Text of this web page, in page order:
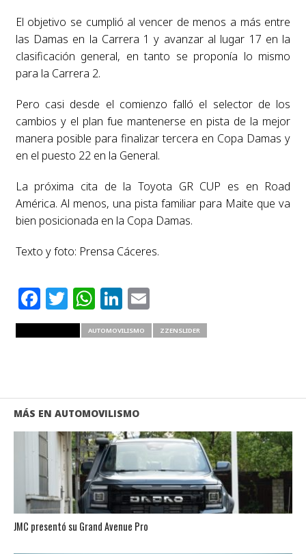
El objetivo se cumplió al vencer de menos a más entre
las Damas en la Carrera 1 y avanzar al lugar 17 en la
clasificación general, en tanto se proponía lo mismo
para la Carrera 2.
Pero casi desde el comienzo falló el selector de los
cambios y el plan fue mantenerse en pista de la mejor
manera posible para finalizar tercera en Copa Damas y
en el puesto 22 en la General.
La próxima cita de la Toyota GR CUP es en Road
América. Al menos, una pista familiar para Maite que va
bien posicionada en la Copa Damas.
Texto y foto: Prensa Cáceres.
Facebook
Twitter
WhatsApp
LinkedIn
Email
AUTOMOVILISMO ZZENSLIDER
MÁS EN AUTOMOVILISMO
JMC presentó su Grand Avenue Pro